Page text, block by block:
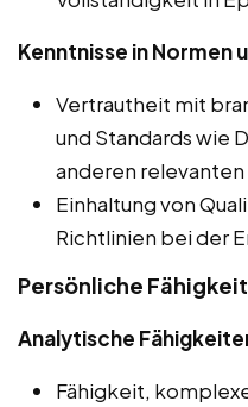
Kenntnisse in Normen
Vertrautheit mit
und Standards wie
anderen
Einhaltung von
Richtlinien bei der
Persönliche
Analytische
Fähigkeit,